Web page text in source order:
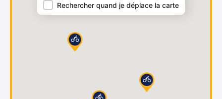
Rechercher quand je déplace la carte